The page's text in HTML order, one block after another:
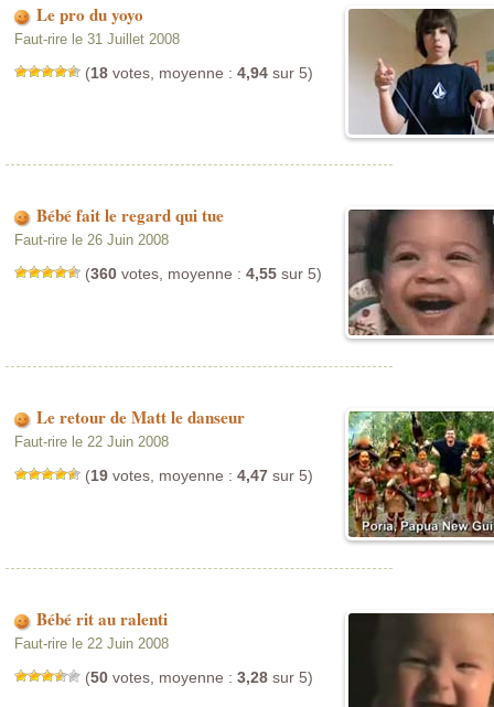
Le pro du yoyo
Faut-rire le 31 Juillet 2008
(18 votes, moyenne :4,94 sur 5)
Bébé fait le regard qui tue
Faut-rire le 26 Juin 2008
(360 votes, moyenne :4,55 sur 5)
Le retour de Matt le danseur
Faut-rire le 22 Juin 2008
(19 votes, moyenne :4,47 sur 5)
Bébé rit au ralenti
Faut-rire le 22 Juin 2008
(50 votes, moyenne :3,28 sur 5)